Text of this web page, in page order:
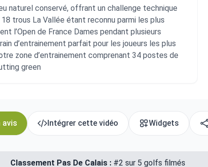
naturel conservé, offrant un challenge technique
trous La Vallée étant reconnu parmi les plus
l’Open de France Dames pendant plusieurs
d’entrainement parfait pour les joueurs les plus
zone d’entrainement comprenant 34 postes de
green
avis Intégrer cette vidéo Widgets
Classement Pas De Calais :#2 sur 5 golfs filmés